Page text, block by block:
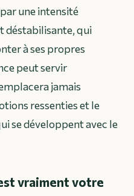
une intensité
déstabilisante, qui
à ses propres
peut servir
jamais
ressenties et le
se développent avec le
vraiment votre